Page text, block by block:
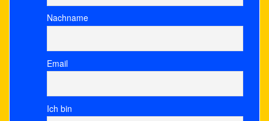
Nachname
Email
Ich bin